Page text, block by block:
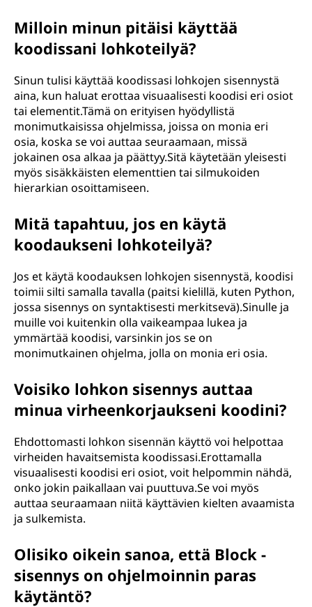
Milloin minun pitäisi käyttää
koodissani lohkoteilyä?
Sinun tulisi käyttää koodissasi lohkojen sisennystä
aina, kun haluat erottaa visuaalisesti koodisi eri osiot
tai elementit.Tämä on erityisen hyödyllistä
monimutkaisissa ohjelmissa, joissa on monia eri
osia, koska se voi auttaa seuraamaan, missä
jokainen osa alkaa ja päättyy.Sitä käytetään yleisesti
myös sisäkkäisten elementtien tai silmukoiden
hierarkian osoittamiseen.
Mitä tapahtuu, jos en käytä
koodaukseni lohkoteilyä?
Jos et käytä koodauksen lohkojen sisennystä, koodisi
toimii silti samalla tavalla (paitsi kielillä, kuten Python,
jossa sisennys on syntaktisesti merkitsevä).Sinulle ja
muille voi kuitenkin olla vaikeampaa lukea ja
ymmärtää koodisi, varsinkin jos se on
monimutkainen ohjelma, jolla on monia eri osia.
Voisiko lohkon sisennys auttaa
minua virheenkorjaukseni koodini?
Ehdottomasti lohkon sisennän käyttö voi helpottaa
virheiden havaitsemista koodissasi.Erottamalla
visuaalisesti koodisi eri osiot, voit helpommin nähdä,
onko jokin paikallaan vai puuttuva.Se voi myös
auttaa seuraamaan niitä käyttävien kielten avaamista
ja sulkemista.
Olisiko oikein sanoa, että Block -
sisennys on ohjelmoinnin paras
käytäntö?